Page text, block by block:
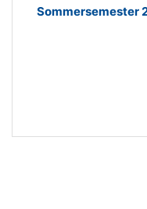
Sommersemester